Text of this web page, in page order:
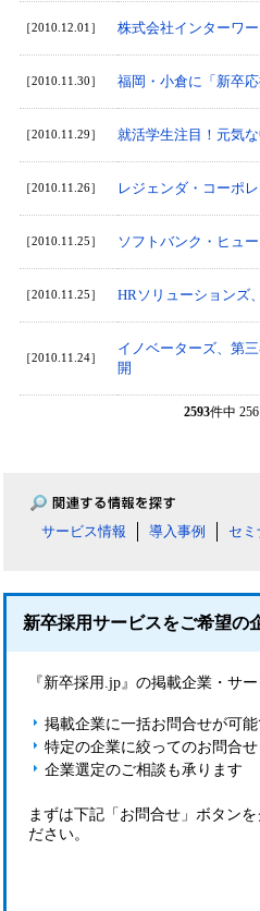
［2010.12.01］ 株式会社インターワ
［2010.11.30］ 福岡・小倉に「新卒
［2010.11.29］ 就活学生注目！元気
［2010.11.26］ レジェンダ・コーポ
［2010.11.25］ ソフトバンク・ヒュ
［2010.11.25］ HRソリューションズ
［2010.11.24］
イノベーターズ、第
開
2593件中
サービス情報 導入事例 セミ
新卒採用サービスをご希望の
『新卒採用.jp』の掲載企業・サ
掲載企業に一括お問合せが可能
特定の企業に絞ってのお問合
企業選定のご相談も承ります
まずは下記「お問合せ」ボタン
ださい。